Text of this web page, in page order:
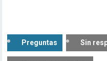
Preguntas Sin